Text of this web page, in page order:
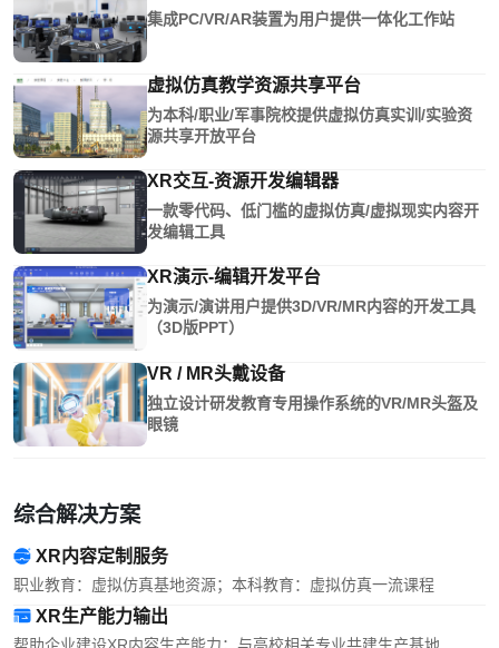
集成PC/VR/AR装置为用户提供一体化工作站
虚拟仿真教学资源共享平台
为本科/职业/军事院校提供虚拟仿真实训/实验资
源共享开放平台
XR交互-资源开发编辑器
一款零代码、低门槛的虚拟仿真/虚拟现实内容开
发编辑工具
XR演示-编辑开发平台
为演示/演讲用户提供3D/VR/MR内容的开发工具
（3D版PPT）
VR / MR头戴设备
独立设计研发教育专用操作系统的VR/MR头盔及
眼镜
综合解决方案
XR内容定制服务
职业教育：虚拟仿真基地资源；本科教育：虚拟仿真一流课程
XR生产能力输出